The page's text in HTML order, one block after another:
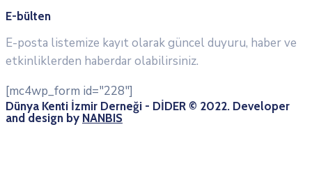
E-bülten
E-posta listemize kayıt olarak güncel duyuru, haber ve
etkinliklerden haberdar olabilirsiniz.
[mc4wp_form id="228"]
Dünya Kenti İzmir Derneği - DİDER © 2022. Developer
and design by NANBIS